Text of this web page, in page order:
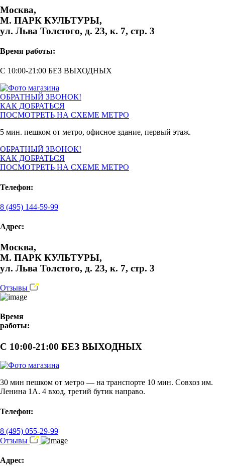
Москва,
М. ПАРК КУЛЬТУРЫ,
ул. Льва Толстого, д. 23, к. 7, стр. 3
Время работы:
С 10:00-21:00 БЕЗ ВЫХОДНЫХ
ОБРАТНЫЙ ЗВОНОК!
КАК ДОБРАТЬСЯ
ПОСМОТРЕТЬ НА СХЕМЕ МЕТРО
5 мин. пешком от метро, офисное здание, первый этаж.
ОБРАТНЫЙ ЗВОНОК!
КАК ДОБРАТЬСЯ
ПОСМОТРЕТЬ НА СХЕМЕ МЕТРО
Телефон:
8 (495) 144-59-99
Адрес:
Москва,
М. ПАРК КУЛЬТУРЫ,
ул. Льва Толстого, д. 23, к. 7, стр. 3
Отзывы
Время
работы:
С 10:00-21:00 БЕЗ ВЫХОДНЫХ
30 мин пешком от метро — на транспорте 10 мин. Совхоз им.
Ленина 1А. 4 вход, третий бутик направо.
Телефон:
8 (495) 055-29-99
Отзывы
Адрес: